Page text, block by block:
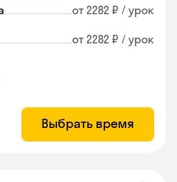
от 2282 ₽ / урок
от 2282 ₽ / урок
Выбрать время